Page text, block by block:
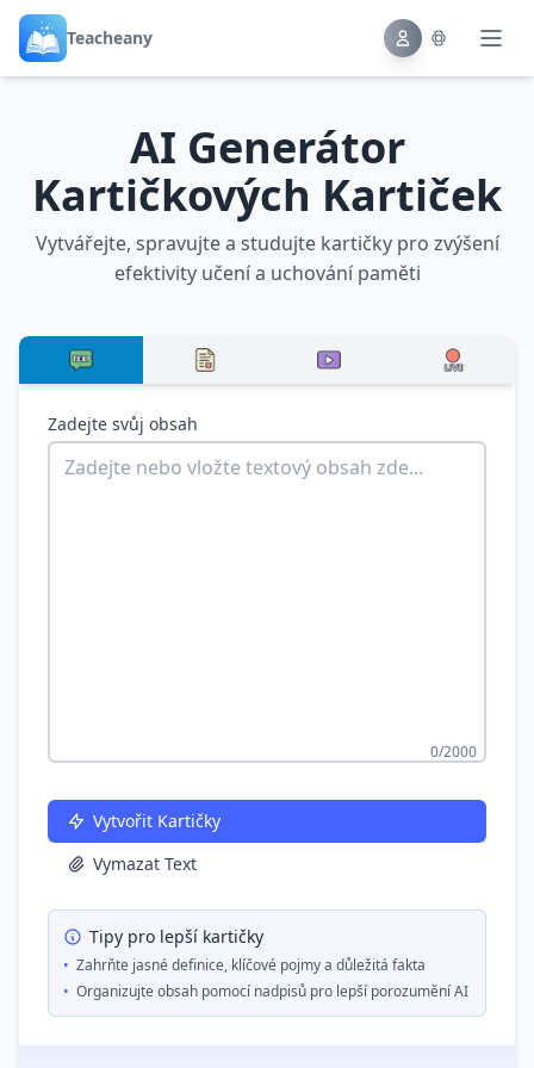
Teacheany
AI Generátor
Kartičkových Kartiček
Vytvářejte, spravujte a studujte kartičky pro zvýšení
efektivity učení a uchování paměti
Zadejte svůj obsah
0/2000
Vytvořit Kartičky
Vymazat Text
Tipy pro lepší kartičky
• Zahrňte jasné definice, klíčové pojmy a důležitá fakta
• Organizujte obsah pomocí nadpisů pro lepší porozumění AI